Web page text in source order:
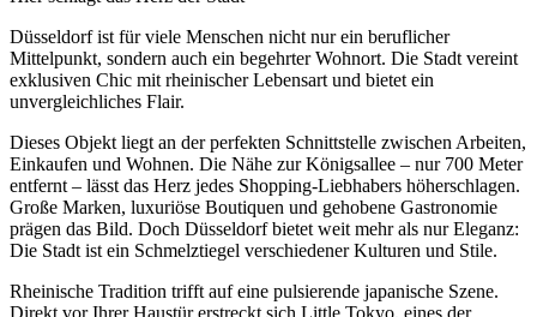
Düsseldorf ist für viele Menschen nicht nur ein beruflicher
Mittelpunkt, sondern auch ein begehrter Wohnort. Die Stadt vereint
exklusiven Chic mit rheinischer Lebensart und bietet ein
unvergleichliches Flair.
Dieses Objekt liegt an der perfekten Schnittstelle zwischen Arbeiten,
Einkaufen und Wohnen. Die Nähe zur Königsallee – nur 700 Meter
entfernt – lässt das Herz jedes Shopping-Liebhabers höherschlagen.
Große Marken, luxuriöse Boutiquen und gehobene Gastronomie
prägen das Bild. Doch Düsseldorf bietet weit mehr als nur Eleganz:
Die Stadt ist ein Schmelztiegel verschiedener Kulturen und Stile.
Rheinische Tradition trifft auf eine pulsierende japanische Szene.